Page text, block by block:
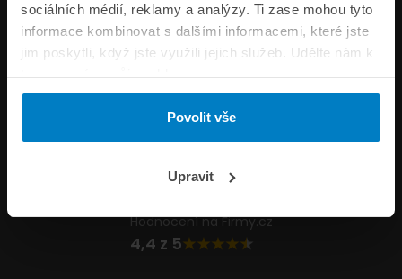
sociálních médií, reklamy a analýzy. Ti zase mohou tyto
informace kombinovat s dalšími informacemi, které jste
jim poskytli, když jste využili jejich služeb. Udělte nám k
tomu prosím svůj souhlas.
Povolit vše
Upravit
Informace
ePojisteni.cz
Formuláře
Napište nám
Hodnocení na Firmy.cz
4,4 z 5